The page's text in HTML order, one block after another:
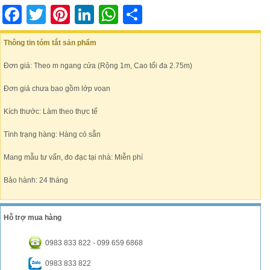
Facebook
TwitterPinterest
LinkedIn
WhatsApp
Thông tin tóm tắt sản phẩm
Đơn giá: Theo m ngang cửa (Rộng 1m, Cao tối đa 2.75m)
Đơn giá chưa bao gồm lớp voan
Kích thước: Làm theo thực tế
Tình trạng hàng: Hàng có sẵn
Mang mẫu tư vấn, đo đạc tại nhà: Miễn phí
Bảo hành: 24 tháng
Hỗ trợ mua hàng
0983 833 822 - 099 659 6868
0983 833 822